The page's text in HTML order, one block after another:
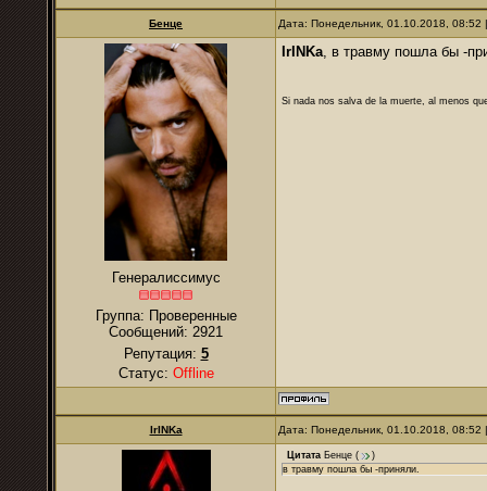
Бенце Дата: Понедельник, 01.10.2018,
Генералиссимус
Группа: Проверенные
Сообщений: 2921
Репутация: 5
Статус: Offline
IrINKa, в травму пошла бы -
Si nada nos salva de la muerte, al menos
IrINKa Дата: Понедельник, 01.10.2018,
Цитата Бенце (
)
в травму пошла бы -приняли.